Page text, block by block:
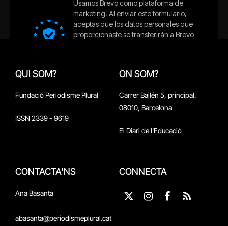
QUI SOM?
Fundació Periodisme Plural
ISSN 2339 - 9619
ON SOM?
Carrer Bailén 5, principal.
08010, Barcelona
El Diari de l'Educació
CONTACTA'NS
Ana Basanta
abasanta@periodismeplural.cat
CONNECTA
X
Instagram
Facebook
RSS